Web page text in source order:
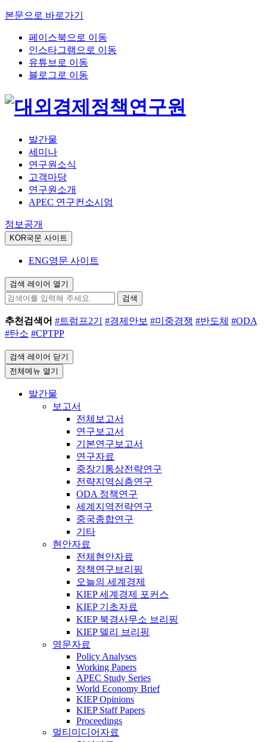
본문으로 바로가기
페이스북으로 이동
인스타그램으로 이동
유튜브로 이동
블로그로 이동
발간물
세미나
연구원소식
고객마당
연구원소개
APEC 연구컨소시엄
정보공개
KOR국문 사이트
ENG영문 사이트
검색 레이어 열기
검색
추천검색어 #트럼프2기 #경제안보 #미중경쟁 #반도체 #ODA
#탄소 #CPTPP
검색 레이어 닫기
전체메뉴 열기
발간물
보고서
전체보고서
연구보고서
기본연구보고서
연구자료
중장기통상전략연구
전략지역심층연구
ODA 정책연구
세계지역전략연구
중국종합연구
기타
현안자료
전체현안자료
정책연구브리핑
오늘의 세계경제
KIEP 세계경제 포커스
KIEP 기초자료
KIEP 북경사무소 브리핑
KIEP 델리 브리핑
영문자료
Policy Analyses
Working Papers
APEC Study Series
World Economy Brief
KIEP Opinions
KIEP Staff Papers
Proceedings
멀티미디어자료